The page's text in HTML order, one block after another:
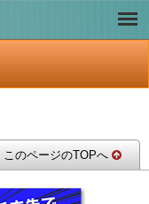
このページのTOPへ